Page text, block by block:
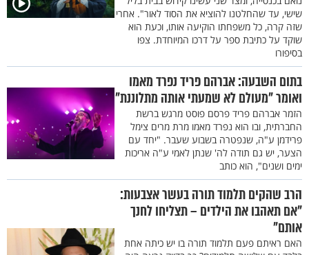
שישי, עד שהחלטנו להוציא את הסוד לאור". אחרי
שזה קרה, כל משפחתו הוקיעה אותו, וכעת הוא
שוקד על כתיבת ספר על דרכו המיוחדת. צפו
בסיפורו
בתום השבעה: אברהם פריד נפרד מאמו
ואומר "מעולם לא שמעתי אותה מתלוננת"
הזמר אברהם פריד פרסם פוסט מרגש ברשת
החברתית, ובו הוא נפרד מאמו מרת מרים צימל
פרידמן ע"ה, שנפטרה בשבוע שעבר. "יחד עם
הצער, יש גם תודה לה' שנתן לאמי ע"ה אריכות
ימים ושנים", הוא כותב
הרב שהקים תלמוד תורה בעשר אצבעות:
"אם תאהבו את הילדים – תצליחו לחנך
אותם"
האם ראיתם פעם תלמוד תורה בו יש כיתה אחת